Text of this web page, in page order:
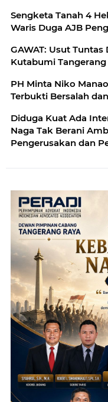
Sengketa Tanah 4
Waris Duga AJB
GAWAT: Usut
Kutabumi Tangerang
PH Minta Niko
Terbukti Bersalah
Diduga Kuat Ada
Naga Tak Berani
Pengerusakan dan